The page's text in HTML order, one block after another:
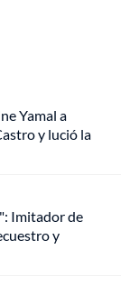
Yamal a
y lució la
Imitador de
y